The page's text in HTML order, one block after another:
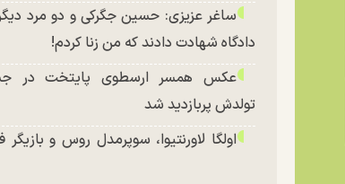
ساغر عزیزی: حسین جگرکی و دو مرد
دادگاه شهادت دادند که من زنا کردم!
عکس همسر ارسطوی پایتخت در
تولدش پربازدید شد
اولگا لاورنتیوا، سوپرمدل روس و بازیگر